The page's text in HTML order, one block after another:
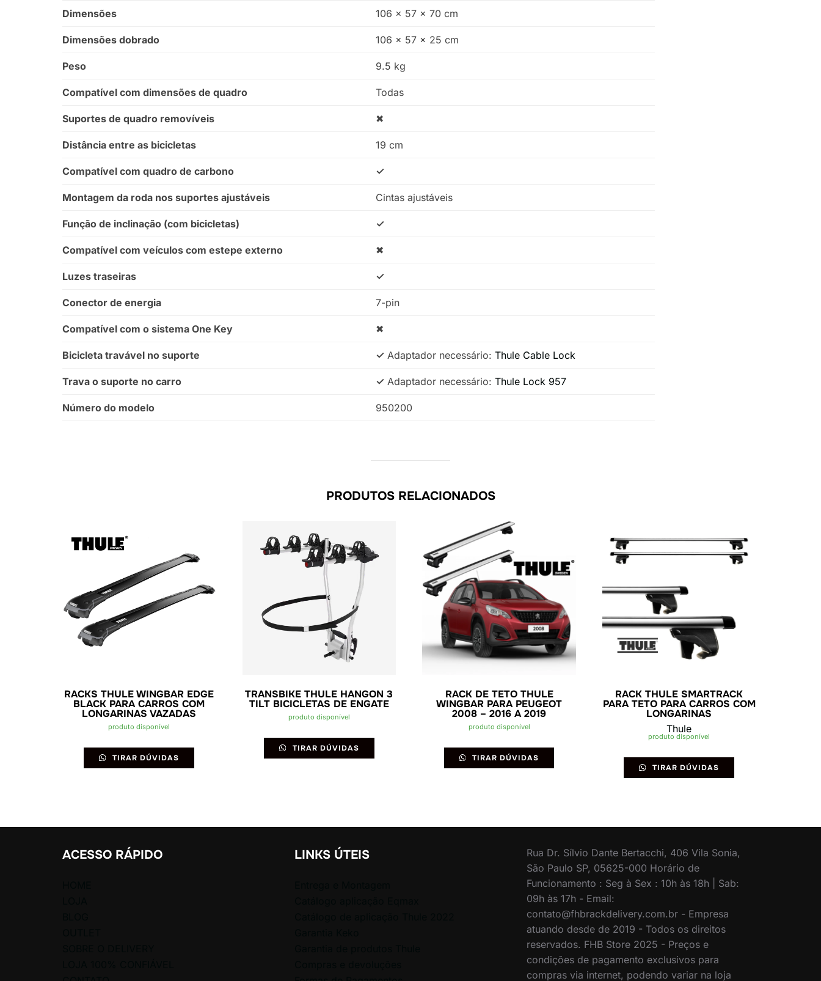
Dimensões 106 x 57 x 70 cm
Dimensões dobrado 106 x 57 x 25 cm
Peso 9.5 kg
Compatível com dimensões de quadro Todas
Suportes de quadro removíveis ✖
Distância entre as bicicletas 19 cm
Compatível com quadro de carbono ✓
Montagem da roda nos suportes ajustáveis Cintas ajustáveis
Função de inclinação (com bicicletas) ✓
Compatível com veículos com estepe externo ✖
Luzes traseiras ✓
Conector de energia 7-pin
Compatível com o sistema One Key ✖
Bicicleta travável no suporte ✓ Adaptador necessário: Thule Cable Lock
Trava o suporte no carro ✓ Adaptador necessário: Thule Lock 957
Número do modelo 950200
PRODUTOS RELACIONADOS
RACKS THULE WINGBAR EDGE
BLACK PARA CARROS COM
LONGARINAS VAZADAS
produto disponível
TIRAR DÚVIDAS
TRANSBIKE THULE HANGON 3
TILT BICICLETAS DE ENGATE
produto disponível
TIRAR DÚVIDAS
RACK DE TETO THULE
WINGBAR PARA PEUGEOT
2008 – 2016 A 2019
produto disponível
TIRAR DÚVIDAS
RACK THULE SMARTRACK
PARA TETO PARA CARROS COM
LONGARINAS
Thule
produto disponível
TIRAR DÚVIDAS
ACESSO RÁPIDO LINKS ÚTEIS
Rua Dr. Sílvio Dante Bertacchi, 406 Vila Sonia,
São Paulo SP, 05625-000 Horário de
Funcionamento : Seg à Sex : 10h às 18h | Sab:
09h às 17h - Email:
contato@fhbrackdelivery.com.br - Empresa
atuando desde de 2019 - Todos os direitos
reservados. FHB Store 2025 - Preços e
condições de pagamento exclusivos para
compras via internet, podendo variar na loja